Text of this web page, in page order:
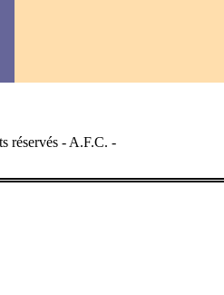
réservés - A.F.C. -